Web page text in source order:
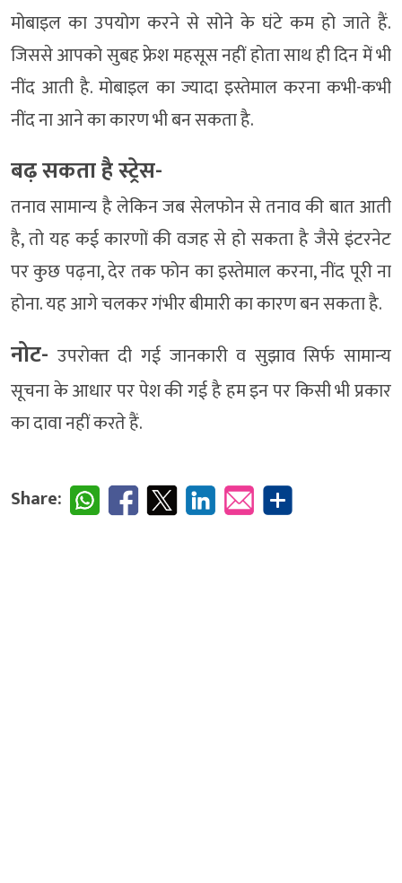
मोबाइल का उपयोग करने से सोने के घंटे कम हो जाते हैं.
जिससे आपको सुबह फ्रेश महसूस नहीं होता साथ ही दिन में भी
नींद आती है. मोबाइल का ज्यादा इस्तेमाल करना कभी-कभी
नींद ना आने का कारण भी बन सकता है.
बढ़ सकता है स्ट्रेस-
तनाव सामान्य है लेकिन जब सेलफोन से तनाव की बात आती
है, तो यह कई कारणों की वजह से हो सकता है जैसे इंटरनेट
पर कुछ पढ़ना, देर तक फोन का इस्तेमाल करना, नींद पूरी ना
होना. यह आगे चलकर गंभीर बीमारी का कारण बन सकता है.
नोट- उपरोक्‍त दी गई जानकारी व सुझाव सिर्फ सामान्‍य
सूचना के आधार पर पेश की गई है हम इन पर किसी भी प्रकार
का दावा नहीं करते हैं.
Share: